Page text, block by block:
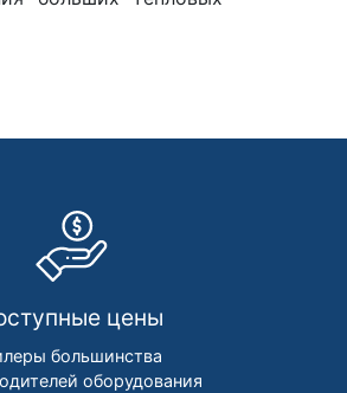
цены
большинства
оборудования